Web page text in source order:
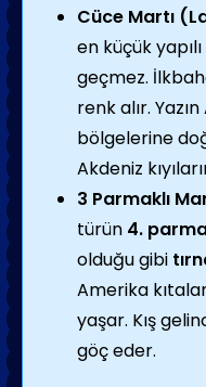
Cüce Martı
en küçük
geçmez.
renk alır.
bölgelerine
Akdeniz
3 Parmaklı
türün 4.
olduğu gibi
Amerika
yaşar. Kış
göç eder.